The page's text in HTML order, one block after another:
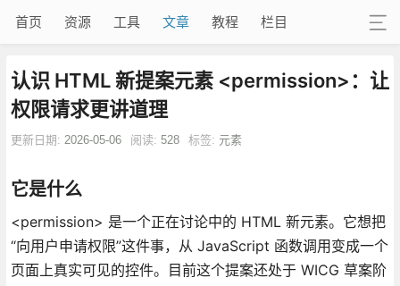
首页 资源 工具 文章 教程 栏目
认识 HTML 新提案元素 <permission>：让
权限请求更讲道理
更新日期: 2026-05-06 阅读: 528 标签: 元素
它是什么
<permission> 是一个正在讨论中的 HTML 新元素。它想把
“向用户申请权限”这件事，从 JavaScript 函数调用变成一个
页面上真实可见的控件。目前这个提案还处于 WICG 草案阶